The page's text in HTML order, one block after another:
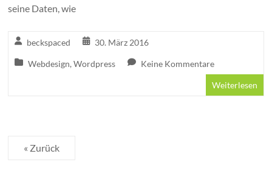
seine Daten, wie
beckspaced 30. März 2016
Webdesign,Wordpress Keine Kommentare
Weiterlesen
« Zurück